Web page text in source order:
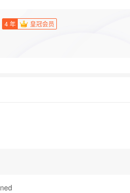
4年 皇冠会员